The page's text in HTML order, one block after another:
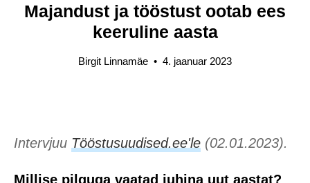
Majandust ja tööstust ootab ees
keeruline aasta
Birgit Linnamäe • 4. jaanuar 2023
Intervjuu Tööstusuudised.ee'le (02.01.2023).
Millise pilguga vaatad juhina uut aastat?